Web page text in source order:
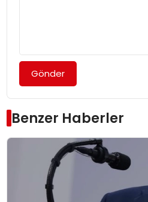
Gönder
Benzer Haberler